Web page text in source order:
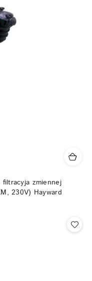
filtracyja zmiennej
230V) Hayward